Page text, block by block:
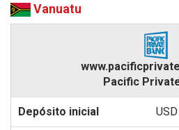
Vanuatu
Pacific